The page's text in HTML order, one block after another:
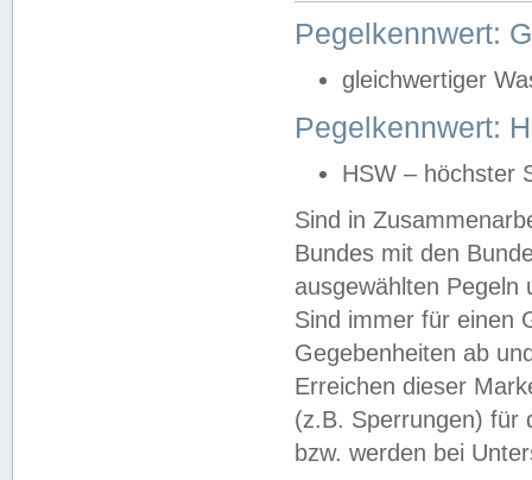
Pegelkennwert:
gleichwertiger
Pegelkennwert:
HSW – höchster
Sind in
Bundes mit den
ausgewählten
Sind immer für einen
Gegebenheiten ab
Erreichen dieser
(z.B. Sperrungen) für
bzw. werden bei